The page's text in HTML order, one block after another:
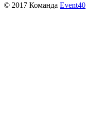
© 2017 Команда Event40